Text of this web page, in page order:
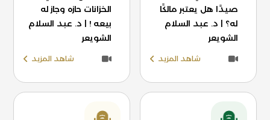
صيدًا هل يعتبر مالكًا
له؟ | د. عبد السلام
الشويعر
شاهد المزيد
الخزانات حازه وجاز له
بيعه ! | د. عبد السلام
الشويعر
شاهد المزيد